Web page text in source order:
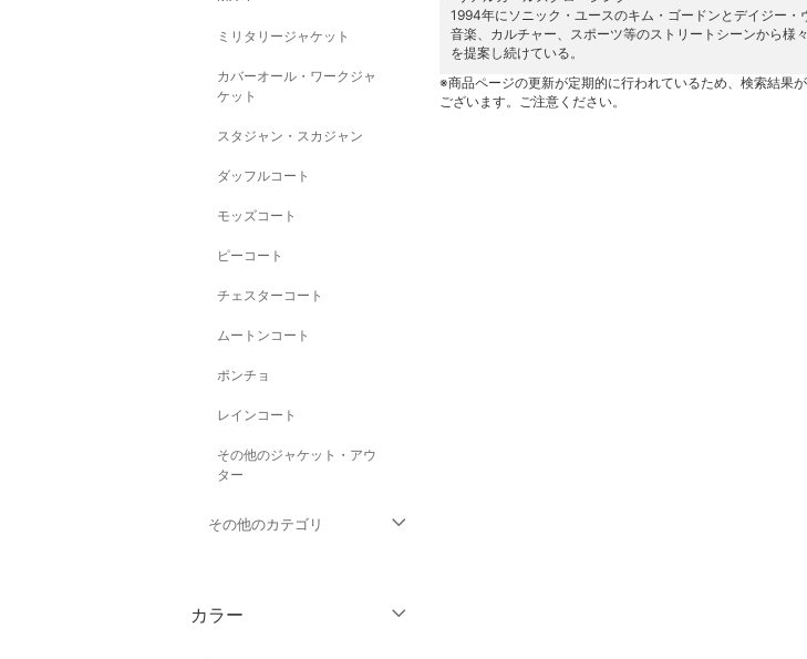
ミリタリージャケット
カバーオール・ワークジャ
ケット
スタジャン・スカジャン
ダッフルコート
モッズコート
ピーコート
チェスターコート
ムートンコート
ポンチョ
レインコート
その他のジャケット・アウ
ター
その他のカテゴリ
パンツ
カラー
1994年にソニック・ユースのキム・ゴードンとデイジー・
音楽、カルチャー、スポーツ等のストリートシーンから様
を提案し続けている。
※商品ページの更新が定期的に行われているため、検索結果
ございます。ご注意ください。